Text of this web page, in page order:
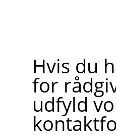
Hvis du
for
udfyld